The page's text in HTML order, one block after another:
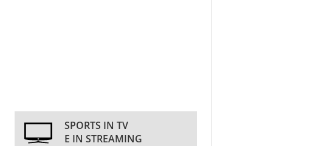
SPORTS IN TV
E IN STREAMING